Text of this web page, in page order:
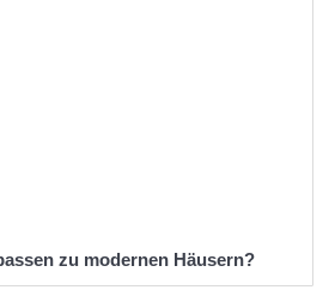
zu modernen Häusern?